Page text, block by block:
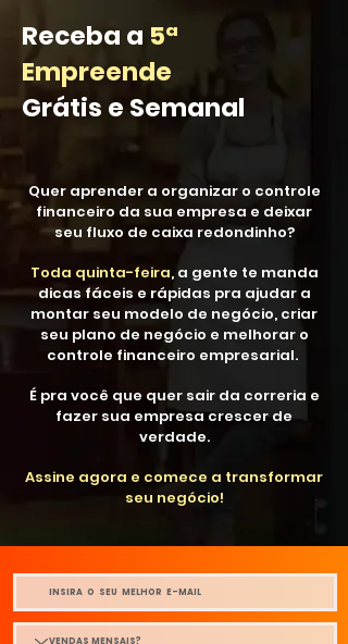
Receba a 5ª
Empreende
Grátis e Semanal
Quer aprender a organizar o controle
financeiro da sua empresa e deixar
seu fluxo de caixa redondinho?
Toda quinta-feira, a gente te manda
dicas fáceis e rápidas pra ajudar a
montar seu modelo de negócio, criar
seu plano de negócio e melhorar o
controle financeiro empresarial.
É pra você que quer sair da correria e
fazer sua empresa crescer de
verdade.
Assine agora e comece a transformar
seu negócio!